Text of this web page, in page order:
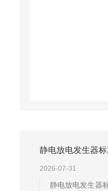
静电放电发生器
2026-07-31
静电放电发生器